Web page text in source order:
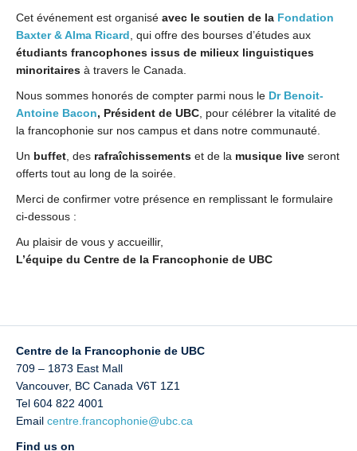
Cet événement est organisé avec le soutien de la Fondation
Baxter & Alma Ricard , qui offre des bourses d’études aux
étudiants francophones issus de milieux linguistiques
minoritaires à travers le Canada.
Nous sommes honorés de compter parmi nous le Dr Benoit-
Antoine Bacon, Président de UBC , pour célébrer la vitalité de
la francophonie sur nos campus et dans notre communauté.
Un buffet , des rafraîchissements et de la musique live seront
offerts tout au long de la soirée.
Merci de confirmer votre présence en remplissant le formulaire
ci-dessous :
Au plaisir de vous y accueillir,
L’équipe du Centre de la Francophonie de UBC
Centre de la Francophonie de UBC
709 – 1873 East Mall
Vancouver, BC Canada V6T 1Z1
Tel 604 822 4001
Email centre.francophonie@ubc.ca
Find us on